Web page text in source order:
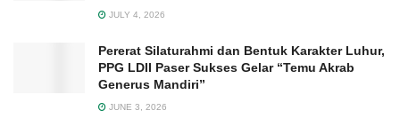
JULY 4, 2026
Pererat Silaturahmi dan Bentuk Karakter Luhur,
PPG LDII Paser Sukses Gelar “Temu Akrab
Generus Mandiri”
JUNE 3, 2026